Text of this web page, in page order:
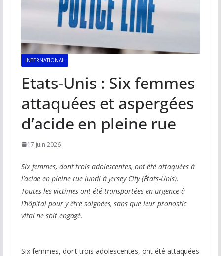
INTERNATIONAL
Etats-Unis : Six femmes
attaquées et aspergées
d’acide en pleine rue
17 juin 2026
Six femmes, dont trois adolescentes, ont été attaquées à
l’acide en pleine rue lundi à Jersey City (États-Unis).
Toutes les victimes ont été transportées en urgence à
l’hôpital pour y être soignées, sans que leur pronostic
vital ne soit engagé.
Six femmes, dont trois adolescentes, ont été attaquées